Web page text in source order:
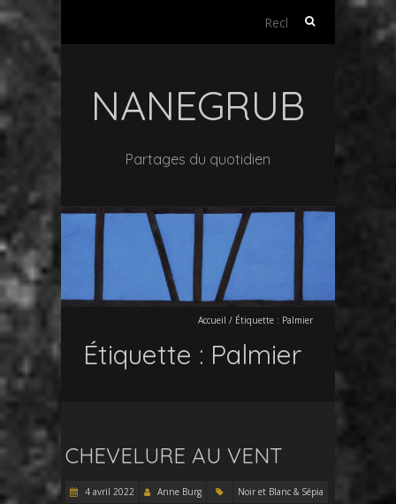
Rechercher :
NANEGRUB
Partages du quotidien
Accueil / Étiquette : Palmier
Étiquette : Palmier
CHEVELURE AU VENT
4 avril 2022 Anne Burg
Noir et Blanc & Sépia